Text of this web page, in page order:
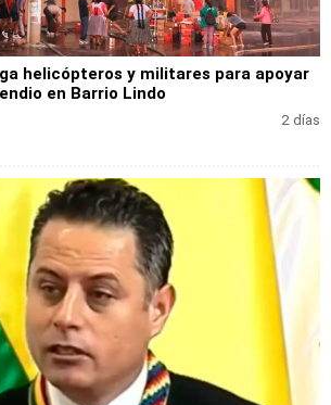
helicópteros y militares para apoyar
en Barrio Lindo
2 días